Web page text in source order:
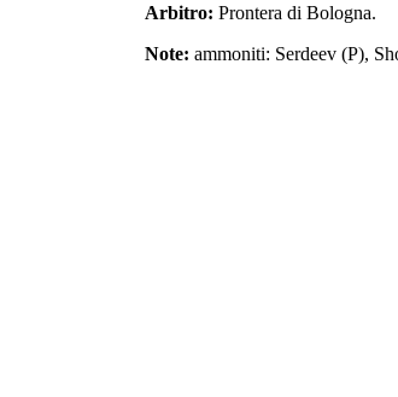
Arbitro: Prontera di Bologna.
Note: ammoniti: Serdeev (P),